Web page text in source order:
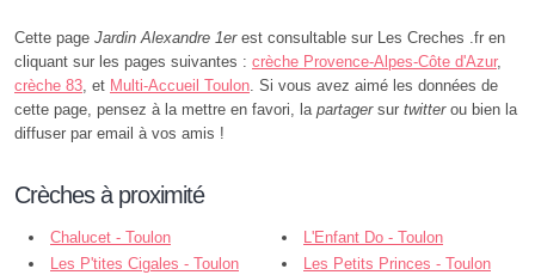
Cette page Jardin Alexandre 1erest consultable sur Les Creches .fr en
cliquant sur les pages suivantes : crèche Provence-Alpes-Côte d'Azur,
crèche 83, et Multi-Accueil Toulon. Si vous avez aimé les données de
cette page, pensez à la mettre en favori, la partagersur twitterou bien la
diffuser par email à vos amis !
Crèches à proximité
Chalucet - Toulon
L'Enfant Do - Toulon
Les P'tites Cigales - Toulon
Les Petits Princes - Toulon